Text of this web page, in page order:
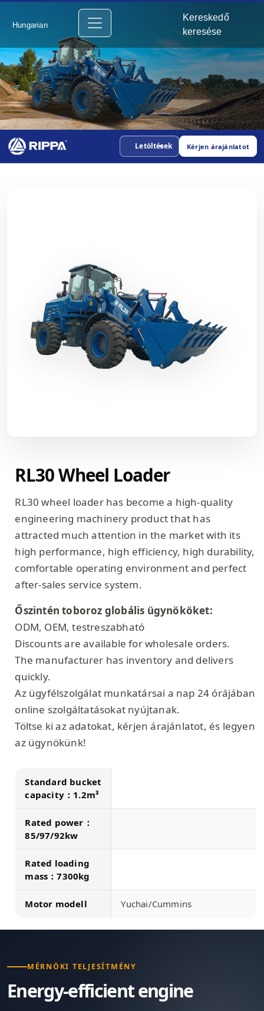
Hungarian
Kereskedő
keresése
Letöltések Kérjen árajánlatot
RL30 Wheel Loader
RL30 wheel loader has become a high-quality
engineering machinery product that has
attracted much attention in the market with its
high performance, high efficiency, high durability,
comfortable operating environment and perfect
after-sales service system.
Őszintén toboroz globális ügynököket:
ODM, OEM, testreszabható
Discounts are available for wholesale orders.
The manufacturer has inventory and delivers
quickly.
Az ügyfélszolgálat munkatársai a nap 24 órájában
online szolgáltatásokat nyújtanak.
Töltse ki az adatokat, kérjen árajánlatot, és legyen
az ügynökünk!
Standard bucket
capacity：1.2m³
Rated power：
85/97/92kw
Rated loading
mass：7300kg
Motor modell Yuchai/Cummins
MÉRNÖKI TELJESÍTMÉNY
Energy-efficient engine